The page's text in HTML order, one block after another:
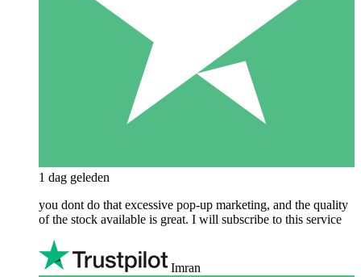
1 dag geleden
you dont do that excessive pop-up marketing, and the quality
of the stock available is great. I will subscribe to this service
Imran